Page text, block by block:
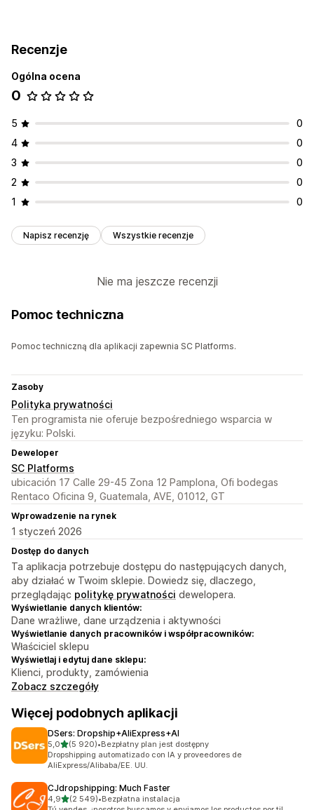
Zdrowie i uroda
Zabawki i gry
Produkty dla zwierząt
Recenzje
Ogólna ocena
0
5
0
4
0
3
0
2
0
1
0
Napisz recenzję Wszystkie recenzje
Nie ma jeszcze recenzji
Pomoc techniczna
Pomoc techniczną dla aplikacji zapewnia SC Platforms.
Zasoby
Polityka prywatności
Ten programista nie oferuje bezpośredniego wsparcia w
języku: Polski.
Deweloper
SC Platforms
ubicación 17 Calle 29-45 Zona 12 Pamplona, Ofi bodegas
Rentaco Oficina 9, Guatemala, AVE, 01012, GT
Wprowadzenie na rynek
1 styczeń 2026
Dostęp do danych
Ta aplikacja potrzebuje dostępu do następujących danych,
aby działać w Twoim sklepie. Dowiedz się, dlaczego,
przeglądając politykę prywatności dewelopera.
Wyświetlanie danych klientów:
Dane wrażliwe, dane urządzenia i aktywności
Wyświetlanie danych pracowników i współpracowników:
Właściciel sklepu
Wyświetlaj i edytuj dane sklepu:
Klienci, produkty, zamówienia
Zobacz szczegóły
Więcej podobnych aplikacji
DSers: Dropship+AliExpress+AI
5,0na 5 gwiazdek
(5 920)
Łączna liczba recenzji: 5920
•Bezpłatny plan jest dostępny
Dropshipping automatizado con IA y proveedores de
AliExpress/Alibaba/EE. UU.
CJdropshipping: Much Faster
4,9na 5 gwiazdek
(2 549)
Łączna liczba recenzji: 2549
•Bezpłatna instalacja